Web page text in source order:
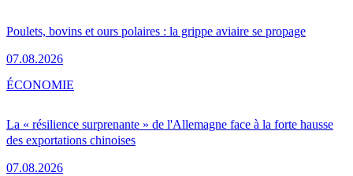
Poulets, bovins et ours polaires : la grippe aviaire se propage
07.08.2026
La « résilience surprenante » de l'Allemagne face à la forte hausse
des exportations chinoises
07.08.2026
ÉCONOMIE